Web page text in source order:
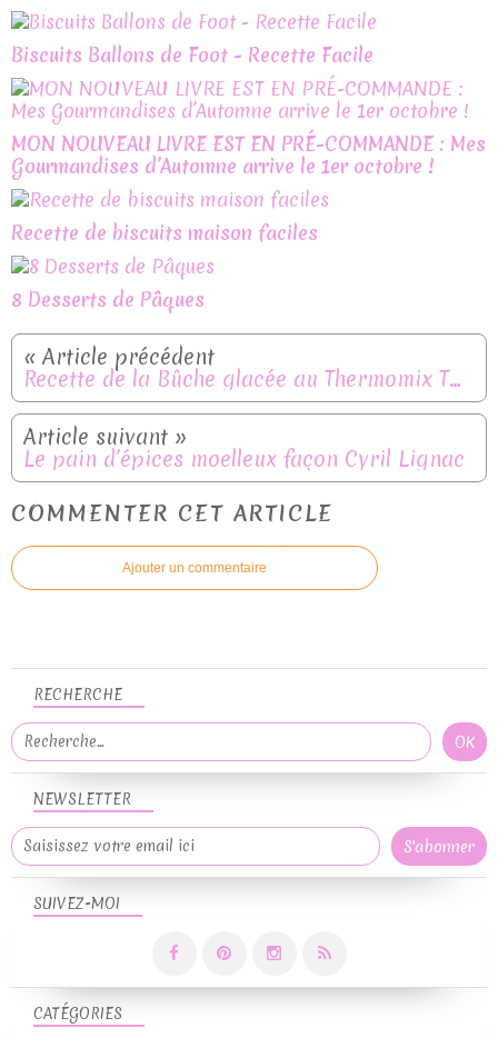
Biscuits Ballons de Foot - Recette Facile
MON NOUVEAU LIVRE EST EN PRÉ-COMMANDE : Mes
Gourmandises d’Automne arrive le 1er octobre !
Recette de biscuits maison faciles
8 Desserts de Pâques
Recette de la Bûche glacée au Thermomix TM6 pour Noël : délicieuse et rapide
Le pain d’épices moelleux façon Cyril Lignac
COMMENTER CET ARTICLE
Ajouter un commentaire
NEWSLETTER
SUIVEZ-MOI
RECHERCHE
CATÉGORIES